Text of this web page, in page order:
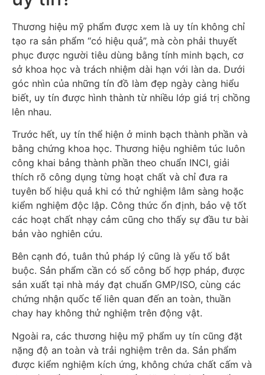
Thương hiệu mỹ phẩm được xem là uy tín không chỉ
tạo ra sản phẩm “có hiệu quả”, mà còn phải thuyết
phục được người tiêu dùng bằng tính minh bạch, cơ
sở khoa học và trách nhiệm dài hạn với làn da. Dưới
góc nhìn của những tín đồ làm đẹp ngày càng hiểu
biết, uy tín được hình thành từ nhiều lớp giá trị chồng
lên nhau.
Trước hết, uy tín thể hiện ở minh bạch thành phần và
bằng chứng khoa học. Thương hiệu nghiêm túc luôn
công khai bảng thành phần theo chuẩn INCI, giải
thích rõ công dụng từng hoạt chất và chỉ đưa ra
tuyên bố hiệu quả khi có thử nghiệm lâm sàng hoặc
kiểm nghiệm độc lập. Công thức ổn định, bảo vệ tốt
các hoạt chất nhạy cảm cũng cho thấy sự đầu tư bài
bản vào nghiên cứu.
Bên cạnh đó, tuân thủ pháp lý cũng là yếu tố bắt
buộc. Sản phẩm cần có số công bố hợp pháp, được
sản xuất tại nhà máy đạt chuẩn GMP/ISO, cùng các
chứng nhận quốc tế liên quan đến an toàn, thuần
chay hay không thử nghiệm trên động vật.
Ngoài ra, các thương hiệu mỹ phẩm uy tín cũng đặt
nặng độ an toàn và trải nghiệm trên da. Sản phẩm
được kiểm nghiệm kích ứng, không chứa chất cấm và